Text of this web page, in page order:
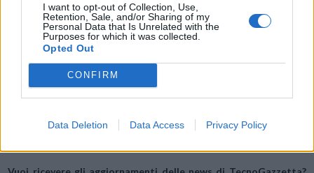
I want to opt-out of Collection, Use,
Retention, Sale, and/or Sharing of my
Personal Data that Is Unrelated with the
Purposes for which it was collected.
Opted Out
CONFIRM
Data Deletion Data Access Privacy Policy
AMOLED con un rapporto di 19,5:9.
Condividi questo articolo:
LinkedIn
Altro